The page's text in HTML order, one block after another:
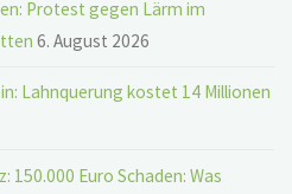
Protest gegen Lärm im
6. August 2026
Lahnquerung kostet 14 Millionen
150.000 Euro Schaden: Was